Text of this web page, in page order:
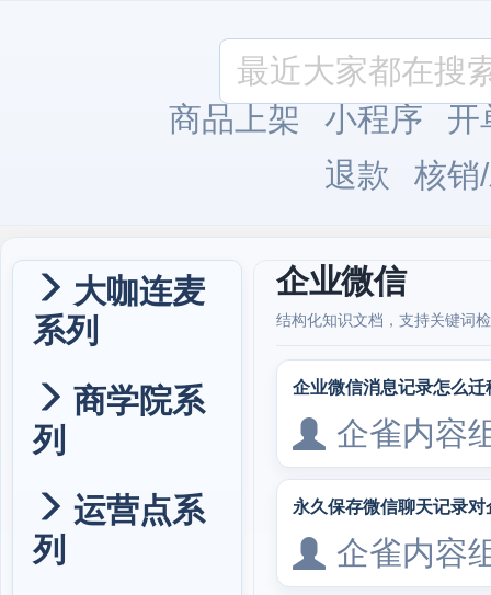
商品上架 小程序
开
退款
核销
大咖连麦
系列
商学院系
列
运营点系
列
企业微信
结构化知识文档，支持关键词
企业微信消息记录怎么
企雀内容
永久保存微信聊天记录
企雀内容